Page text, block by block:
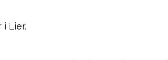
Lier.